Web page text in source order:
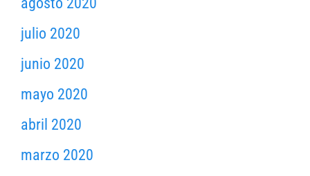
julio 2020
junio 2020
mayo 2020
abril 2020
marzo 2020